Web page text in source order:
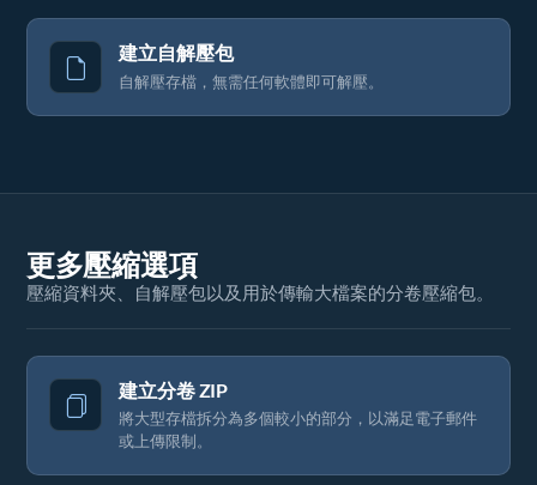
建立自解壓包
自解壓存檔，無需任何軟體即可解壓。
更多壓縮選項
壓縮資料夾、自解壓包以及用於傳輸大檔案的分卷壓縮包。
建立分卷 ZIP
將大型存檔拆分為多個較小的部分，以滿足電子郵件
或上傳限制。